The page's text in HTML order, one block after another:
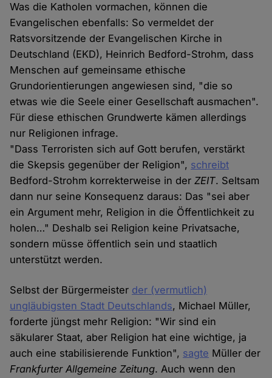
Was die Katholen vormachen, können die
Evangelischen ebenfalls: So vermeldet der
Ratsvorsitzende der Evangelischen Kirche in
Deutschland (EKD), Heinrich Bedford-Strohm, dass
Menschen auf gemeinsame ethische
Grundorientierungen angewiesen sind, "die so
etwas wie die Seele einer Gesellschaft ausmachen".
Für diese ethischen Grundwerte kämen allerdings
nur Religionen infrage.
"Dass Terroristen sich auf Gott berufen, verstärkt
die Skepsis gegenüber der Religion", schreibt
Bedford-Strohm korrekterweise in derZEIT. Seltsam
dann nur seine Konsequenz daraus: Das "sei aber
ein Argument mehr, Religion in die Öffentlichkeit zu
holen…" Deshalb sei Religion keine Privatsache,
sondern müsse öffentlich sein und staatlich
unterstützt werden.
Selbst der Bürgermeister der (vermutlich)
ungläubigsten Stadt Deutschlands, Michael Müller,
forderte jüngst mehr Religion: "Wir sind ein
säkularer Staat, aber Religion hat eine wichtige, ja
auch eine stabilisierende Funktion", sagte Müller der
Frankfurter Allgemeine Zeitung. Auch wenn den